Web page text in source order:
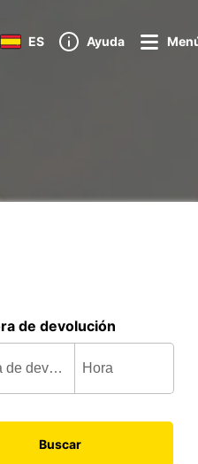
ES Ayuda
de devolución
Buscar